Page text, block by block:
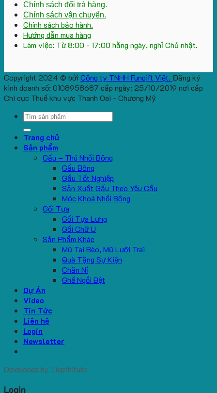
Chính sách đổi trả hàng.
Chính sách vận chuyển.
Chính sách bảo hành.
Hướng dẫn mua hàng
Làm việc: Từ 8:00 - 17:00 hằng ngày, nghỉ Chủ nhật.
Copyright 2024 © bởi Công ty TNHH Fungift Việt. Đăng ký
kinh doanh số: 0108958687 cấp ngày: 25/10/2019 nơi cấp
Chi cục Thuế khu vực Thanh Oai - Chương Mỹ
Search
Trang chủ
Sản phẩm
Gấu – Thú Nhồi Bông
Gấu Bông
Gấu Tốt Nghiệp
Sản Xuất Gấu Theo Yêu Cầu
Móc Khoá Nhồi Bông
Gối Tựa
Gối Tựa Lưng
Gối Chữ U
Sản Phẩm Khác
Mũ Tai Bèo, Mũ Lưỡi Trai
Quà Tặng Sự Kiện
Chăn Nỉ
Ghế Ngồi Bệt
Dự Án
Video
Tin Tức
Liên hệ
Login
Newsletter
Developed by Tiepthitute
Login